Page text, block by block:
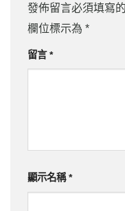
發佈留言必須填寫
欄位標示為 *
留言*
顯示名稱*